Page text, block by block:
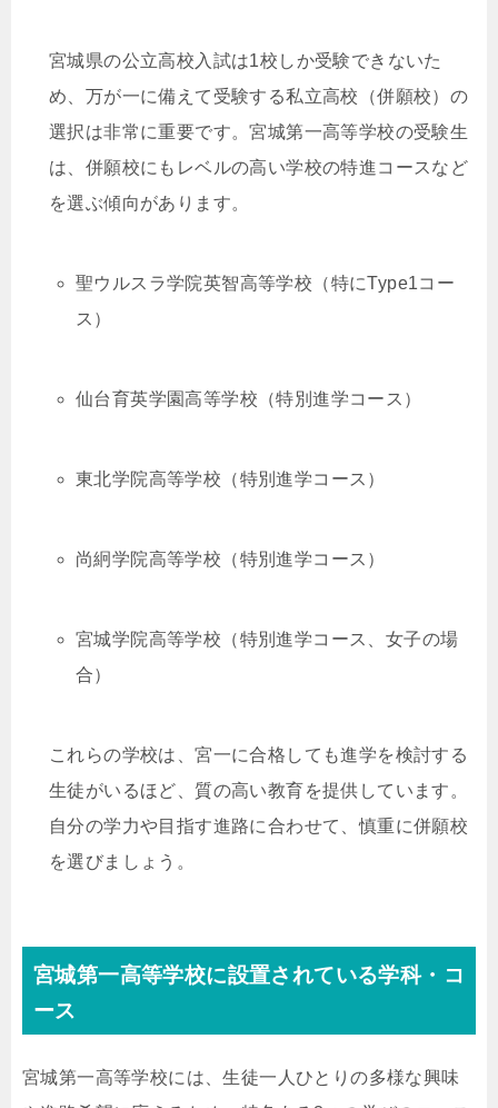
宮城県の公立高校入試は1校しか受験できないた
め、万が一に備えて受験する私立高校（併願校）の
選択は非常に重要です。宮城第一高等学校の受験生
は、併願校にもレベルの高い学校の特進コースなど
を選ぶ傾向があります。
聖ウルスラ学院英智高等学校（特にType1コー
ス）
仙台育英学園高等学校（特別進学コース）
東北学院高等学校（特別進学コース）
尚絅学院高等学校（特別進学コース）
宮城学院高等学校（特別進学コース、女子の場
合）
これらの学校は、宮一に合格しても進学を検討する
生徒がいるほど、質の高い教育を提供しています。
自分の学力や目指す進路に合わせて、慎重に併願校
を選びましょう。
宮城第一高等学校に設置されている学科・コ
ース
宮城第一高等学校には、生徒一人ひとりの多様な興味